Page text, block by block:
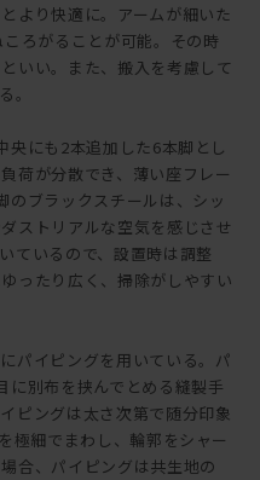
より快適に。アームが細いた
ろがることが可能。その時
いい。また、搬入を考慮して
。
央にも2本追加した6本脚とし
荷が分散でき、薄い座フレー
のブラックスチールは、シッ
ストリアルな空気を感じさせ
ているので、設置時は調整
ったり広く、掃除がしやすい
パイピングを用いている。パ
に別布を挟んでとめる縫製手
ピングは太さ次第で随分印象
極細でまわし、輪郭をシャー
合、パイピングは共生地の